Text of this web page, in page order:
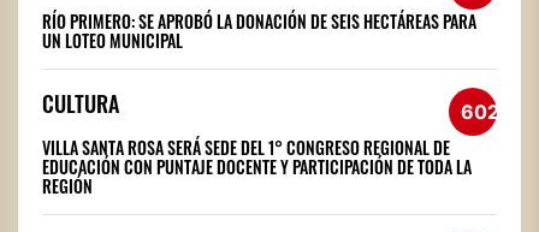
RÍO PRIMERO: SE APROBÓ LA DONACIÓN DE SEIS HECTÁREAS PARA
UN LOTEO MUNICIPAL
CULTURA 602
VILLA SANTA ROSA SERÁ SEDE DEL 1° CONGRESO REGIONAL DE
EDUCACIÓN CON PUNTAJE DOCENTE Y PARTICIPACIÓN DE TODA LA
REGIÓN